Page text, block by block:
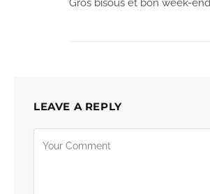
LEAVE A REPLY